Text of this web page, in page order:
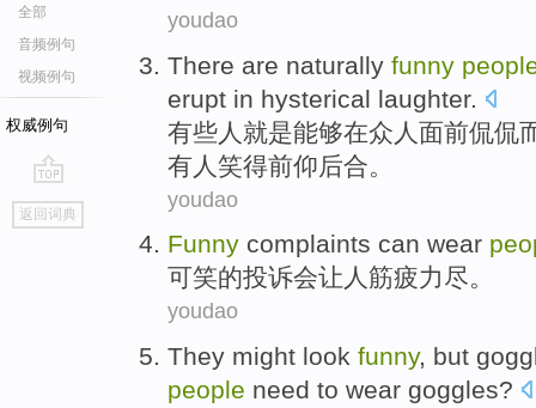
全部
音频例句
视频例句
权威例句
go
top
返回词典
youdao
There are naturally funny
erupt in hysterical laughter.
有些 人 就是能够在众人面前侃侃
有人笑得前仰后合。
youdao
Funny complaints can wear
可笑的投诉会让 人筋疲力尽。
youdao
They might look funny, but
people need to wear goggles?